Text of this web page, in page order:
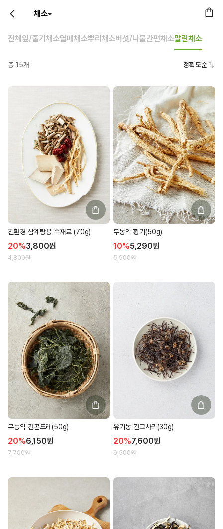
채소
전체 잎/줄기채소열매채소뿌리채소버섯/나물간편채소말린채소
총 15개 정확도순
친환경 삼계탕용 속재료 (70g)
20%3,800원
4,800원
무농약 황기(50g)
10%5,290원
5,900원
무농약 건곤드레(50g)
20%6,150원
7,700원
유기농 건고사리(30g)
20%7,600원
9,500원